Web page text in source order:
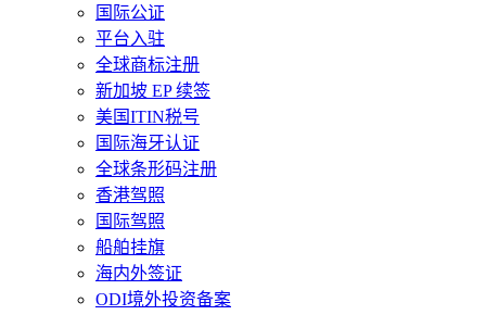
国际公证
平台入驻
全球商标注册
新加坡 EP 续签
美国ITIN税号
国际海牙认证
全球条形码注册
香港驾照
国际驾照
船舶挂旗
海内外签证
ODI境外投资备案